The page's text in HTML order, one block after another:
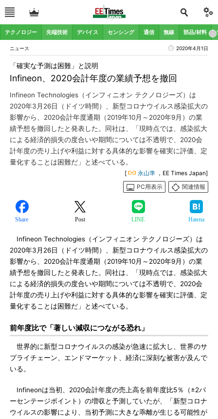
テクノロジー 先端技術 デバイス センシング 通信 無線 部品/材料
ニュース 2020年4月1日
Infineon、2020会計年度の業績予想を撤回
「確実な予測は困難」と説明
Infineon Technologies（インフィニオン テクノロジーズ）は
2020年3月26日（ドイツ時間）、新型コロナウイルス感染拡大の
影響から、2020会計年度通期（2019年10月～2020年9月）の業
績予想を撤回したと発表した。同社は、「現時点では、感染拡大
による経済的損失の度合いや期間については不透明で、2020会
計年度の売り上げや利益に対する具体的な影響を確実に評価、定
量化することは困難だ」と述べている。
[ 永山準 ，EE Times Japan]
PC用表示
関連情報
Share Post LINE Hatena
Infineon Technologies（インフィニオン テクノロジーズ）は
2020年3月26日（ドイツ時間）、新型コロナウイルス感染拡大の
影響から、2020会計年度通期（2019年10月～2020年9月）の業
績予想を撤回したと発表した。同社は、「現時点では、感染拡大
による経済的損失の度合いや期間については不透明で、2020会
計年度の売り上げや利益に対する具体的な影響を確実に評価、定
量化することは困難だ」と述べている。
前年度比で「著しい減収につながる恐れ」
世界的に新型コロナウイルスの感染が急速に拡大し、世界のサ
プライチェーン、エンドマーケット、経済に深刻な被害が及んで
いる。
Infineonは当初、2020会計年度の売上高を前年度比5％（±2パ
ーセンテージポイント）の増収と予測していたが、「新型コロナ
ウイルスの影響により、当初予測に大きな乖離が生じる可能性が